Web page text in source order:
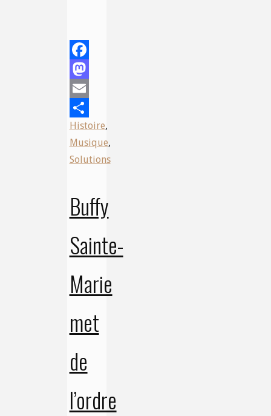
Facebook
Mastodon
Email
Share
Histoire,
Musique,
Solutions
Buffy
Sainte-
Marie
met
de
l’ordre